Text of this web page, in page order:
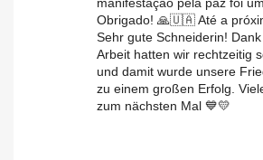
Obrigado! 🙏🇺🇦 Até a
Sehr gute Schneiderin!
Arbeit hatten wir rechtzeitig
und damit wurde unsere
zu einem großen Erfolg.
zum nächsten Mal 💙💛